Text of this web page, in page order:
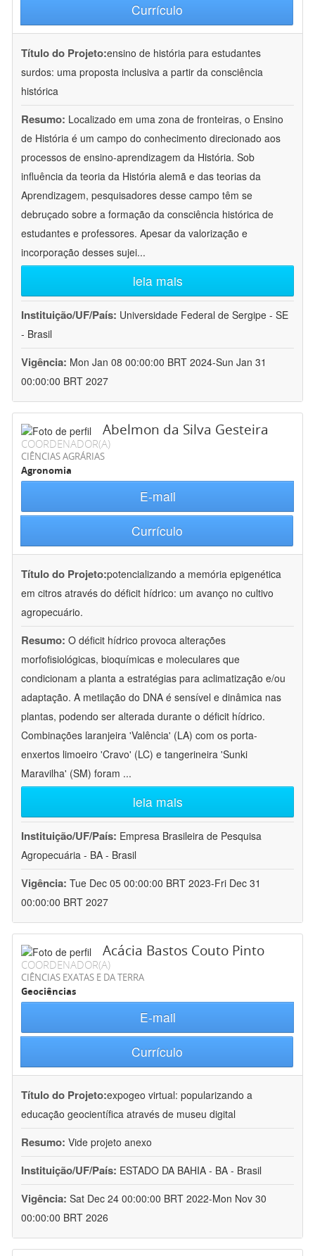
Currículo
Título do Projeto:ensino de história para estudantes
surdos: uma proposta inclusiva a partir da consciência
histórica
Resumo: Localizado em uma zona de fronteiras, o Ensino
de História é um campo do conhecimento direcionado aos
processos de ensino-aprendizagem da História. Sob
influência da teoria da História alemã e das teorias da
Aprendizagem, pesquisadores desse campo têm se
debruçado sobre a formação da consciência histórica de
estudantes e professores. Apesar da valorização e
incorporação desses sujei...
leia mais
Instituição/UF/País: Universidade Federal de Sergipe - SE
- Brasil
Vigência: Mon Jan 08 00:00:00 BRT 2024-Sun Jan 31
00:00:00 BRT 2027
Abelmon da Silva Gesteira
COORDENADOR(A)
CIÊNCIAS AGRÁRIAS
Agronomia
E-mail
Currículo
Título do Projeto:potencializando a memória epigenética
em citros através do déficit hídrico: um avanço no cultivo
agropecuário.
Resumo: O déficit hídrico provoca alterações
morfofisiológicas, bioquímicas e moleculares que
condicionam a planta a estratégias para aclimatização e/ou
adaptação. A metilação do DNA é sensível e dinâmica nas
plantas, podendo ser alterada durante o déficit hídrico.
Combinações laranjeira 'Valência' (LA) com os porta-
enxertos limoeiro 'Cravo' (LC) e tangerineira 'Sunki
Maravilha' (SM) foram ...
leia mais
Instituição/UF/País: Empresa Brasileira de Pesquisa
Agropecuária - BA - Brasil
Vigência: Tue Dec 05 00:00:00 BRT 2023-Fri Dec 31
00:00:00 BRT 2027
Acácia Bastos Couto Pinto
COORDENADOR(A)
CIÊNCIAS EXATAS E DA TERRA
Geociências
E-mail
Currículo
Título do Projeto:expogeo virtual: popularizando a
educação geocientífica através de museu digital
Resumo: Vide projeto anexo
Instituição/UF/País: ESTADO DA BAHIA - BA - Brasil
Vigência: Sat Dec 24 00:00:00 BRT 2022-Mon Nov 30
00:00:00 BRT 2026